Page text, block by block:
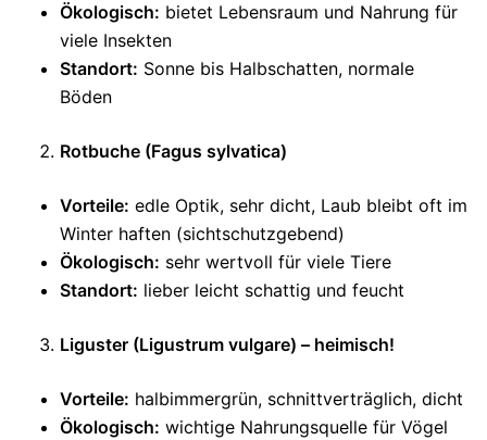
Ökologisch: bietet Lebensraum und Nahrung für
viele Insekten
Standort: Sonne bis Halbschatten, normale
Böden
Rotbuche (Fagus sylvatica)
Vorteile: edle Optik, sehr dicht, Laub bleibt oft im
Winter haften (sichtschutzgebend)
Ökologisch: sehr wertvoll für viele Tiere
Standort: lieber leicht schattig und feucht
Liguster (Ligustrum vulgare) – heimisch!
Vorteile: halbimmergrün, schnittverträglich, dicht
Ökologisch: wichtige Nahrungsquelle für Vögel